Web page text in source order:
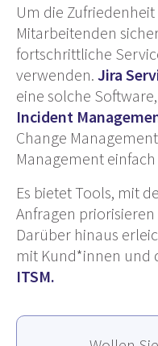
Um die
Mitarbeitenden
fortschrittliche
verwenden. Jira
eine solche
Incident
Change
Management
Es bietet Tools, mit
Anfragen
Darüber hinaus
mit Kund*innen und
ITSM.